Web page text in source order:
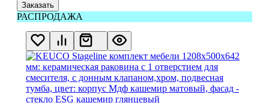
Заказать
РАСПРОДАЖА